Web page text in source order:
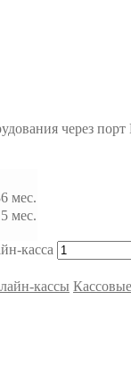
мес.
мес.
касса
кассы